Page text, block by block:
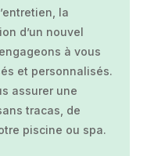
la
d’un nouvel
à vous
et personnalisés.
assurer une
tracas, de
piscine ou spa.